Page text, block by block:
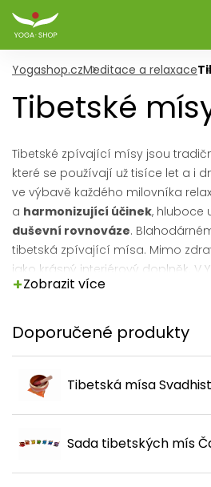
Yogashop.czMeditace a relaxace
Tibetské
Tibetské zpívající mísy jsou
které se používají už tisíce let a i
ve výbavě každého milovníka
a harmonizující účinek, hluboce
duševní rovnováze.
tibetská zpívající mísa. Mimo
jako krásný interiérový doplněk. V
tibetské misky ručně tepané nebo
tepané, jsou totiž vyrobené z
Tepané mísy ze zvonoviny se ale
a nalaďte svůj vnitřní prostor.
+Zobrazit více
Doporučené produkty
Tibetská mísa
Sada tibetských mís